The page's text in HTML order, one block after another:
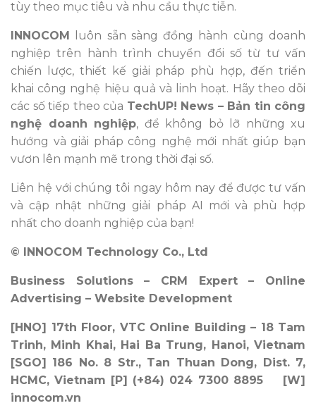
tùy theo mục tiêu và nhu cầu thực tiễn.
INNOCOM luôn sẵn sàng đồng hành cùng doanh
nghiệp trên hành trình chuyển đổi số từ tư vấn
chiến lược, thiết kế giải pháp phù hợp, đến triển
khai công nghệ hiệu quả và linh hoạt. Hãy theo dõi
các số tiếp theo của TechUP! News – Bản tin công
nghệ doanh nghiệp, để không bỏ lỡ những xu
hướng và giải pháp công nghệ mới nhất giúp bạn
vươn lên mạnh mẽ trong thời đại số.
Liên hệ với chúng tôi ngay hôm nay để được tư vấn
và cập nhật những giải pháp AI mới và phù hợp
nhất cho doanh nghiệp của bạn!
© INNOCOM Technology Co., Ltd
Business Solutions – CRM Expert – Online
Advertising – Website Development
[HNO] 17th Floor, VTC Online Building – 18 Tam
Trinh, Minh Khai, Hai Ba Trung, Hanoi, Vietnam
[SGO] 186 No. 8 Str., Tan Thuan Dong, Dist. 7,
HCMC, Vietnam [P] (+84) 024 7300 8895 [W]
innocom.vn